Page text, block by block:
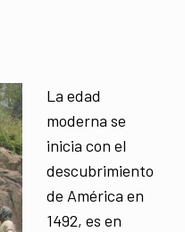
La edad
moderna se
inicia con el
descubrimiento
de América en
1492, es en